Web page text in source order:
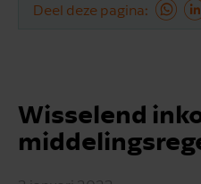
Deel deze pagina
Wisselend